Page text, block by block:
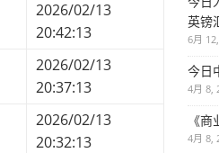
2026/02/13
20:42:13
2026/02/13
20:37:13
2026/02/13
20:32:13
英镑
6月
今日
4月 8,
《
4月 8,